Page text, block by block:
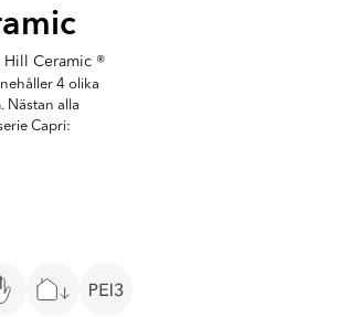
Hill Ceramic ®
4 olika
Nästan alla
Capri: